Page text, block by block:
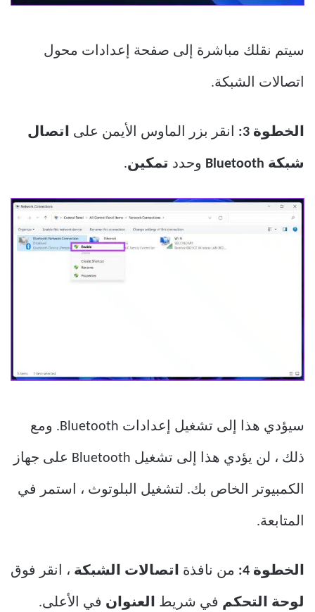
سيتم نقلك مباشرة إلى صفحة إعدادات محول
اتصالات الشبكة.
الخطوة 3: انقر بزر الماوس الأيمن على اتصال
شبكة Bluetooth وحدد تمكين.
سيؤدي هذا إلى تشغيل إعدادات Bluetooth. ومع
ذلك ، لن يؤدي هذا إلى تشغيل Bluetooth على جهاز
الكمبيوتر الخاص بك. لتشغيل البلوتوث ، استمر في
المتابعة.
الخطوة 4: من نافذة اتصالات الشبكة ، انقر فوق
لوحة التحكم في شريط العنوان في الأعلى.